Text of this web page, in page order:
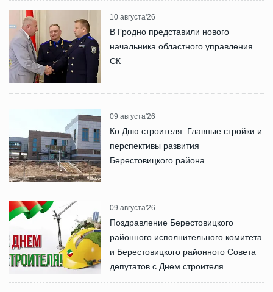
10 августа'26
В Гродно представили нового
начальника областного управления
СК
09 августа'26
Ко Дню строителя. Главные стройки и
перспективы развития
Берестовицкого района
09 августа'26
Поздравление Берестовицкого
районного исполнительного комитета
и Берестовицкого районного Совета
депутатов с Днем строителя